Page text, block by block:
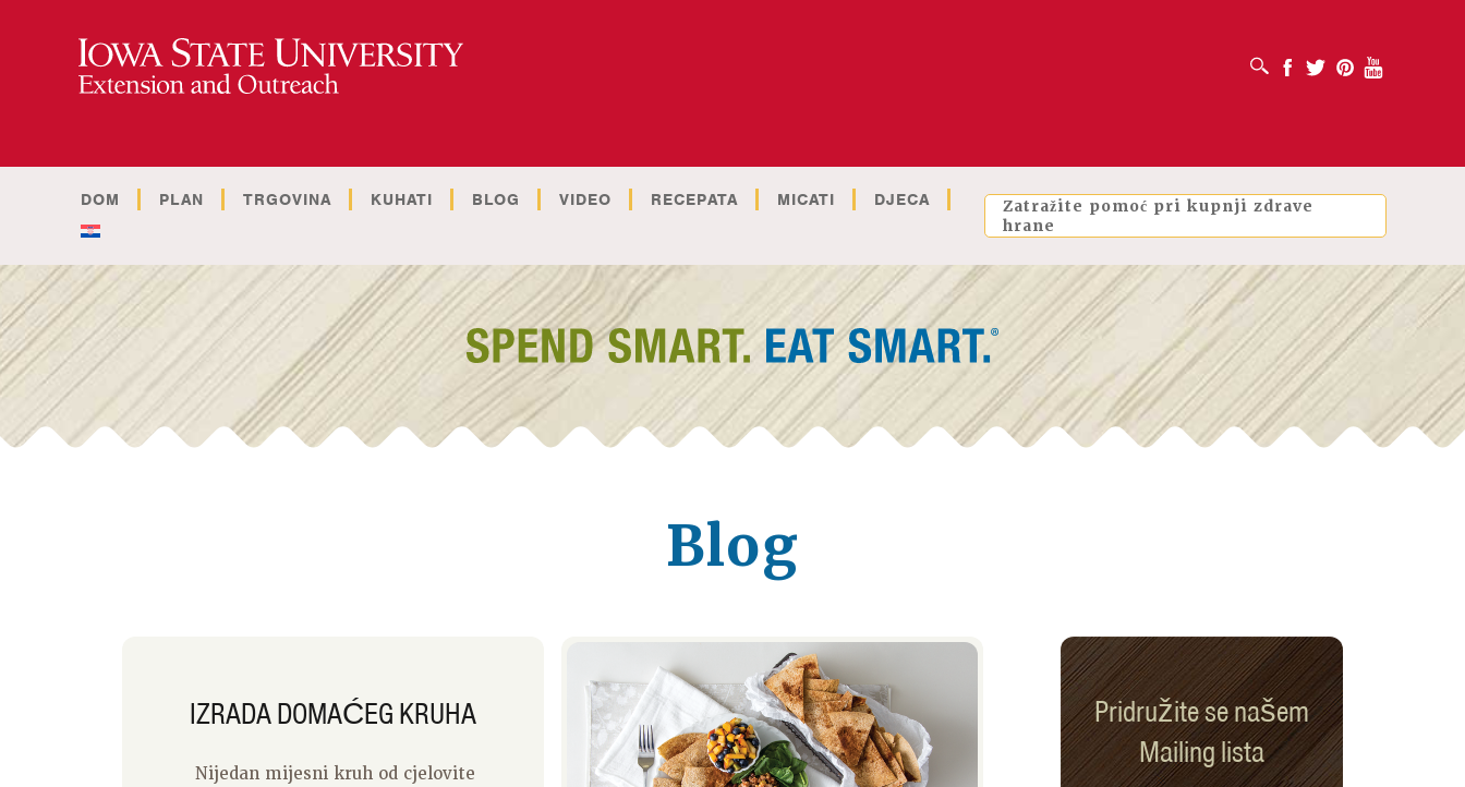
OTVORI OKVIR ZA PRETRAŽIVANJE
Facebook
Twitter PinterestYoutube
DOM PLAN TRGOVINA KUHATI BLOG VIDEO RECEPATA MICATI DJECA
Zatražite pomoć pri kupnji zdrave
hrane
Blog
IZRADA DOMAĆEG KRUHA
Nijedan mijesni kruh od cjelovite
Pridružite se našem
Mailing lista